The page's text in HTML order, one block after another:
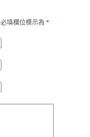
必填欄位標示為 *